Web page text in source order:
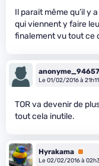
Il parait même qu’il y
qui viennent y faire
finalement vu tout ce
Le 01/02/2016 à 21h11
TOR va devenir de
tout cela inutile.
Hyrakama Premium
Le 02/02/2016 à